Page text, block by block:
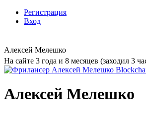
Регистрация
Вход
Алексей Мелешко
На сайте 3 года и 8 месяцев (заходил 3
Алексей Мелешко